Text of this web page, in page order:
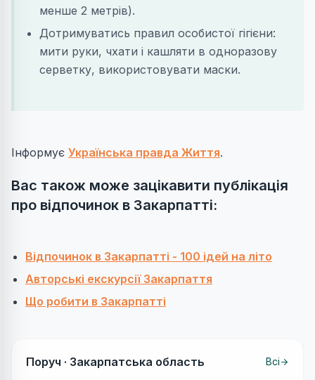
менше 2 метрів).
Дотримуватись правил особистої гігієни:
мити руки, чхати і кашляти в одноразову
серветку, використовувати маски.
Інформує Українська правда Життя.
Вас також може зацікавити публікація
про відпочинок в Закарпатті:
Відпочинок в Закарпатті - 100 ідей на літо
Авторські екскурсії Закарпаття
Що робити в Закарпатті
Поруч · Закарпатська область Всі